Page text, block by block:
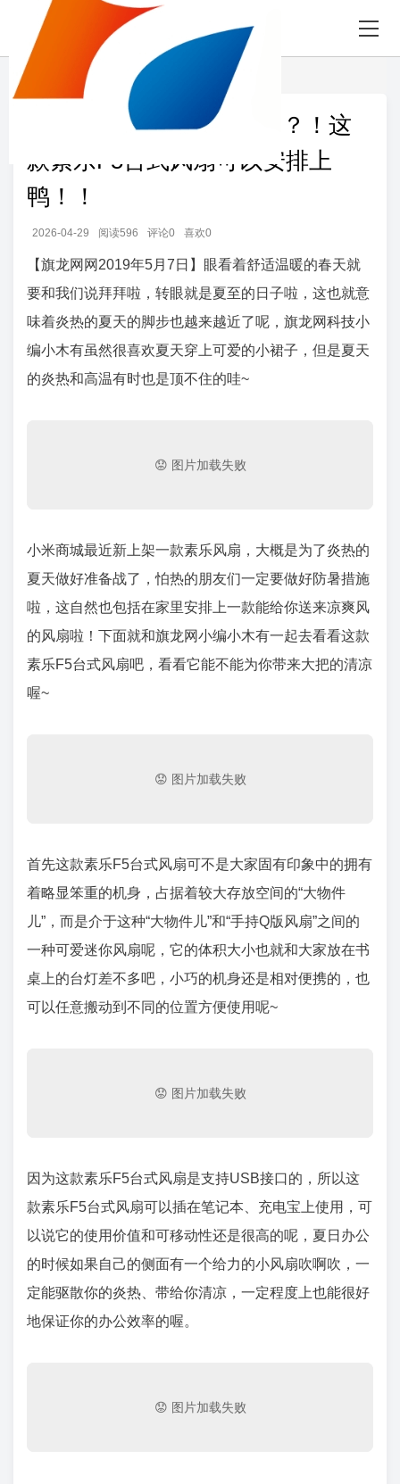
首页
小米又推夏日防暑神器了？！这
款素乐F5台式风扇可以安排上
鸭！！
2026-04-29 阅读596 评论0 喜欢0
【旗龙网网2019年5月7日】眼看着舒适温暖的春天就
要和我们说拜拜啦，转眼就是夏至的日子啦，这也就意
味着炎热的夏天的脚步也越来越近了呢，旗龙网科技小
编小木有虽然很喜欢夏天穿上可爱的小裙子，但是夏天
的炎热和高温有时也是顶不住的哇~
小米商城最近新上架一款素乐风扇，大概是为了炎热的
夏天做好准备战了，怕热的朋友们一定要做好防暑措施
啦，这自然也包括在家里安排上一款能给你送来凉爽风
的风扇啦！下面就和旗龙网小编小木有一起去看看这款
素乐F5台式风扇吧，看看它能不能为你带来大把的清凉
喔~
首先这款素乐F5台式风扇可不是大家固有印象中的拥有
着略显笨重的机身，占据着较大存放空间的“大物件
儿”，而是介于这种“大物件儿”和“手持Q版风扇”之间的
一种可爱迷你风扇呢，它的体积大小也就和大家放在书
桌上的台灯差不多吧，小巧的机身还是相对便携的，也
可以任意搬动到不同的位置方便使用呢~
因为这款素乐F5台式风扇是支持USB接口的，所以这
款素乐F5台式风扇可以插在笔记本、充电宝上使用，可
以说它的使用价值和可移动性还是很高的呢，夏日办公
的时候如果自己的侧面有一个给力的小风扇吹啊吹，一
定能驱散你的炎热、带给你清凉，一定程度上也能很好
地保证你的办公效率的喔。